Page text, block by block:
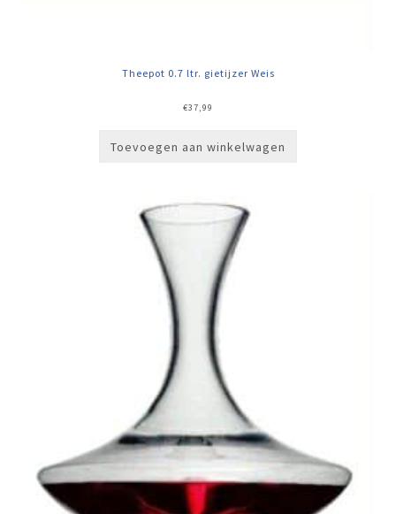
Theepot 0.7 ltr. gietijzer Weis
€37,99
Toevoegen aan winkelwagen